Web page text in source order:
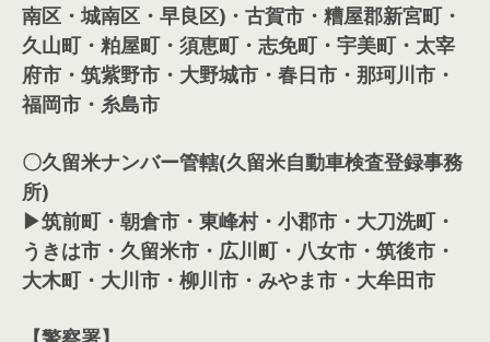
南区・城南区・早良区)・古賀市・糟屋郡新宮町・
久山町・粕屋町・須恵町・志免町・宇美町・太宰
府市・筑紫野市・大野城市・春日市・那珂川市・
福岡市・糸島市
〇久留米ナンバー管轄(久留米自動車検査登録事務
所)
▶筑前町・朝倉市・東峰村・小郡市・大刀洗町・
うきは市・久留米市・広川町・八女市・筑後市・
大木町・大川市・柳川市・みやま市・大牟田市